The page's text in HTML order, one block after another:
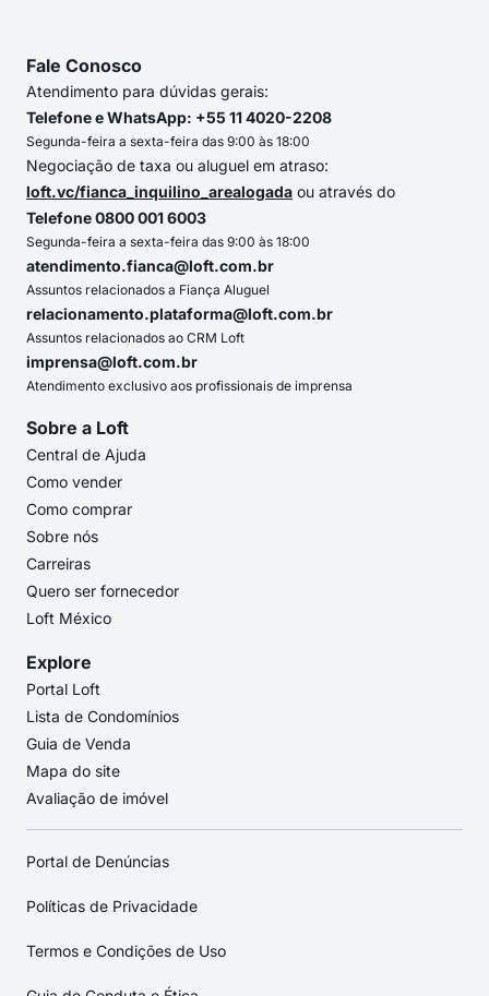
Fale Conosco
Atendimento para dúvidas gerais:
Telefone e WhatsApp: +55 11 4020-2208
Segunda-feira a sexta-feira das 9:00 às 18:00
Negociação de taxa ou aluguel em atraso:
loft.vc/fianca_inquilino_arealogada ou através do
Telefone 0800 001 6003
Segunda-feira a sexta-feira das 9:00 às 18:00
atendimento.fianca@loft.com.br
Assuntos relacionados a Fiança Aluguel
relacionamento.plataforma@loft.com.br
Assuntos relacionados ao CRM Loft
imprensa@loft.com.br
Atendimento exclusivo aos profissionais de imprensa
Sobre a Loft
Central de Ajuda
Como vender
Como comprar
Sobre nós
Carreiras
Quero ser fornecedor
Loft México
Explore
Portal Loft
Lista de Condomínios
Guia de Venda
Mapa do site
Avaliação de imóvel
Portal de Denúncias
Políticas de Privacidade
Termos e Condições de Uso